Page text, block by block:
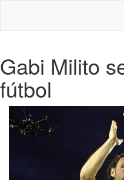
Gabi Milito
fútbol